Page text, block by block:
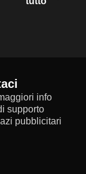
info
supporto
pubblicitari